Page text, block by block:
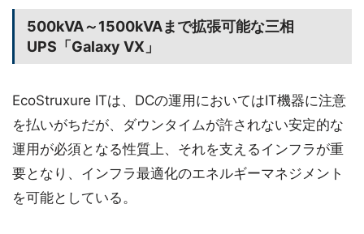
500kVA～1500kVAまで拡張可能な三相
UPS「Galaxy VX」
EcoStruxure ITは、DCの運用においてはIT機器に注意
を払いがちだが、ダウンタイムが許されない安定的な
運用が必須となる性質上、それを支えるインフラが重
要となり、インフラ最適化のエネルギーマネジメント
を可能としている。